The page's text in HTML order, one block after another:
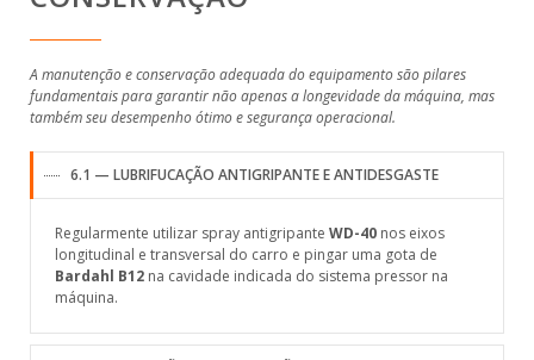
A manutenção e conservação adequada do equipamento são pilares
fundamentais para garantir não apenas a longevidade da máquina, mas
também seu desempenho ótimo e segurança operacional.
6.1 — LUBRIFUCAÇÃO ANTIGRIPANTE E ANTIDESGASTE
Regularmente utilizar spray antigripante WD-40 nos eixos
longitudinal e transversal do carro e pingar uma gota de
Bardahl B12 na cavidade indicada do sistema pressor na
máquina.